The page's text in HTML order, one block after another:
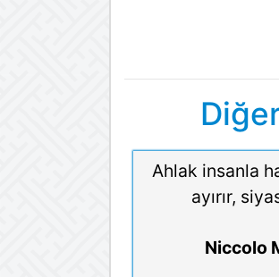
Ahlak insanla
ayırır,
Niccolo